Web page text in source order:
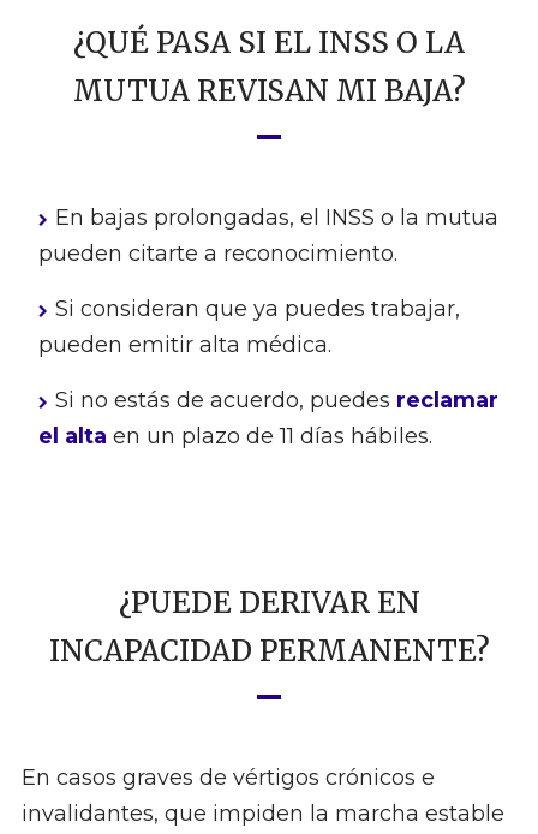
¿QUÉ PASA SI EL INSS O LA
MUTUA REVISAN MI BAJA?
En bajas prolongadas, el INSS o la mutua
pueden citarte a reconocimiento.
Si consideran que ya puedes trabajar,
pueden emitir alta médica.
Si no estás de acuerdo, puedes reclamar
el alta en un plazo de 11 días hábiles.
¿PUEDE DERIVAR EN
INCAPACIDAD PERMANENTE?
En casos graves de vértigos crónicos e
invalidantes, que impiden la marcha estable